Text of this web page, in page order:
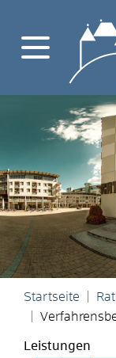
Startseite
Leistungen